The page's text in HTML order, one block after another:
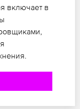
включает в